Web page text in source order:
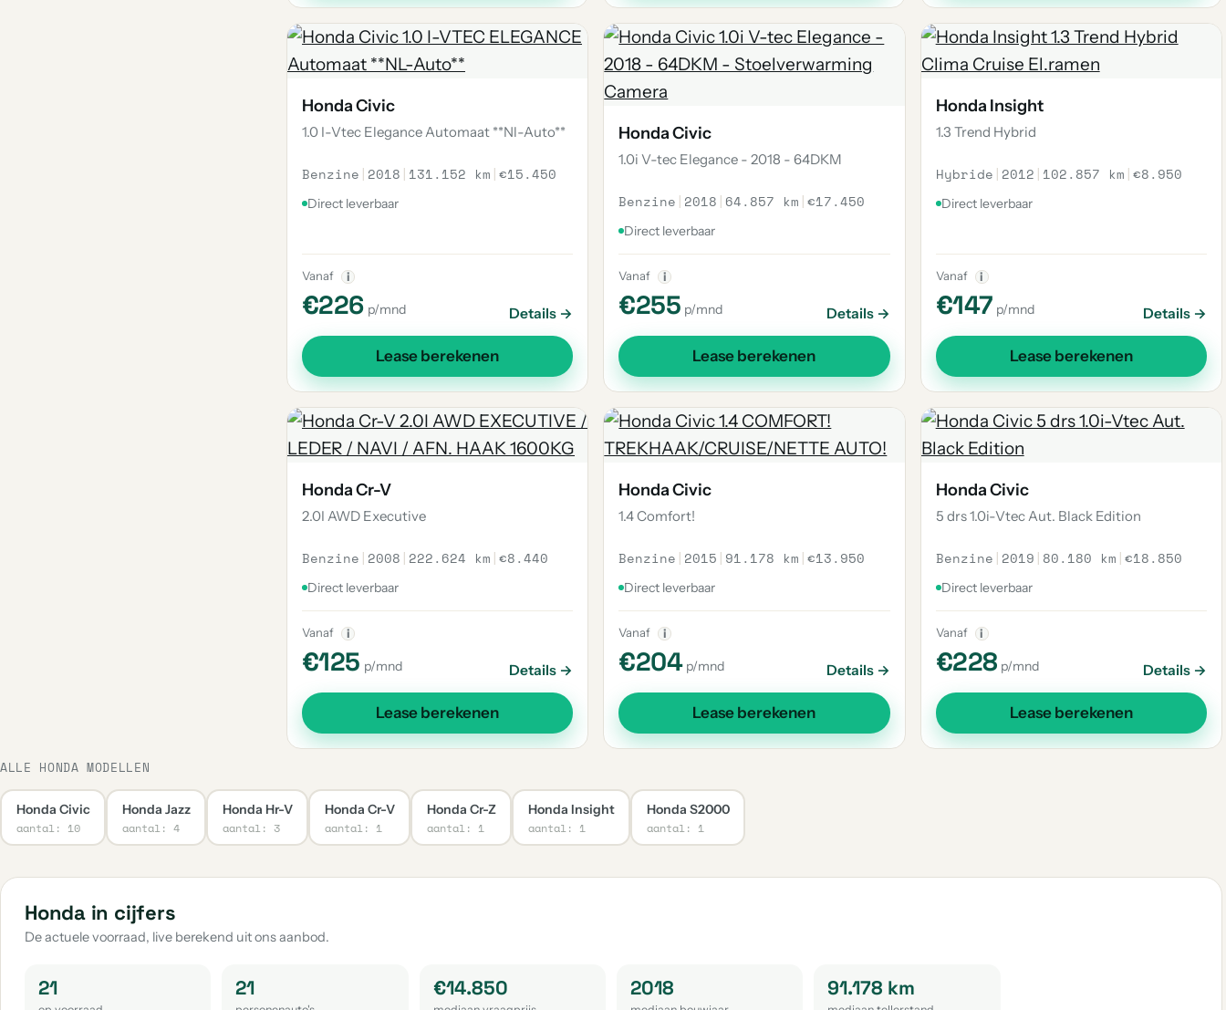
Honda Civic
1.0 I-Vtec Elegance Automaat **Nl-Auto**
Benzine | 2018 | 131.152 km |€15.450
Direct leverbaar
Vanaf i
€226 p/mnd Details →
Lease berekenen
Honda Civic
1.0i V-tec Elegance - 2018 - 64DKM
Benzine | 2018 | 64.857 km |€17.450
Direct leverbaar
Vanaf i
€255 p/mnd Details →
Lease berekenen
Honda Insight
1.3 Trend Hybrid
Hybride | 2012 | 102.857 km |€8.950
Direct leverbaar
Vanaf i
€147 p/mnd Details →
Lease berekenen
Honda Cr-V
2.0I AWD Executive
Benzine | 2008 | 222.624 km |€8.440
Direct leverbaar
Vanaf i
€125 p/mnd Details →
Lease berekenen
Honda Civic
1.4 Comfort!
Benzine | 2015 | 91.178 km |€13.950
Direct leverbaar
Vanaf i
€204 p/mnd Details →
Lease berekenen
Honda Civic
5 drs 1.0i-Vtec Aut. Black Edition
Benzine | 2019 | 80.180 km |€18.850
Direct leverbaar
Vanaf i
€228 p/mnd Details →
Lease berekenen
ALLE HONDA MODELLEN
Honda Civic
aantal: 10
Honda Jazz
aantal: 4
Honda Hr-V
aantal: 3
Honda Cr-V
aantal: 1
Honda Cr-Z
aantal: 1
Honda Insight
aantal: 1
Honda S2000
aantal: 1
Honda in cijfers
De actuele voorraad, live berekend uit ons aanbod.
21 21 €14.850 2018 91.178 km